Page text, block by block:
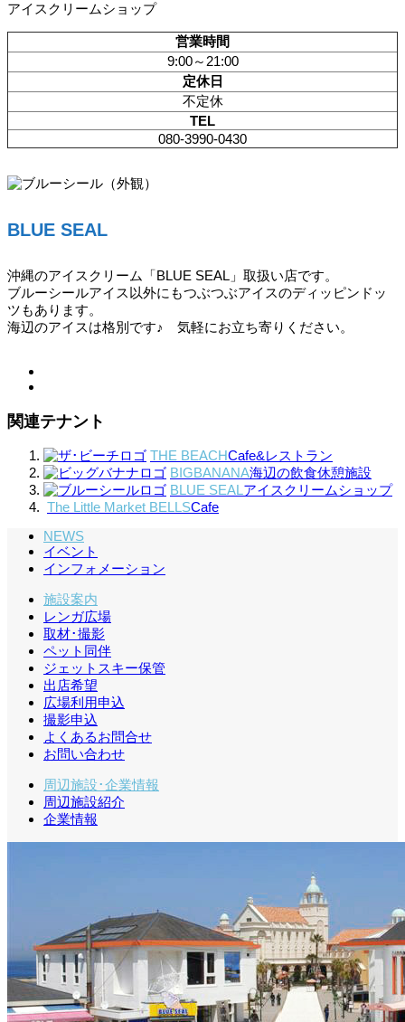
アイスクリームショップ
営業時間
9:00～21:00
定休日
不定休
TEL
080-3990-0430
BLUE SEAL
沖縄のアイスクリーム「BLUE SEAL」取扱い店です。
ブルーシールアイス以外にもつぶつぶアイスのディッピンドッ
ツもあります。
海辺のアイスは格別です♪ 気軽にお立ち寄りください。
関連テナント
THE BEACHCafe&レストラン
BIGBANANA海辺の飲食休憩施設
BLUE SEALアイスクリームショップ
The Little Market BELLSCafe
NEWS
イベント
インフォメーション
施設案内
レンガ広場
取材･撮影
ペット同伴
ジェットスキー保管
出店希望
広場利用申込
撮影申込
よくあるお問合せ
お問い合わせ
周辺施設･企業情報
周辺施設紹介
企業情報